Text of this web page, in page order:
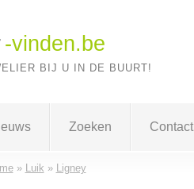
-vinden.be
BIJ U IN DE BUURT!
Zoeken Contact
» Luik » Ligney